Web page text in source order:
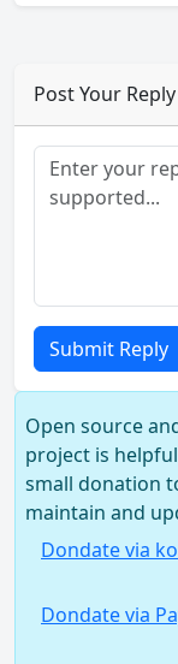
Post Your Reply
Submit Reply
Open source
project is
small donation
maintain and
Dondate via
Dondate via